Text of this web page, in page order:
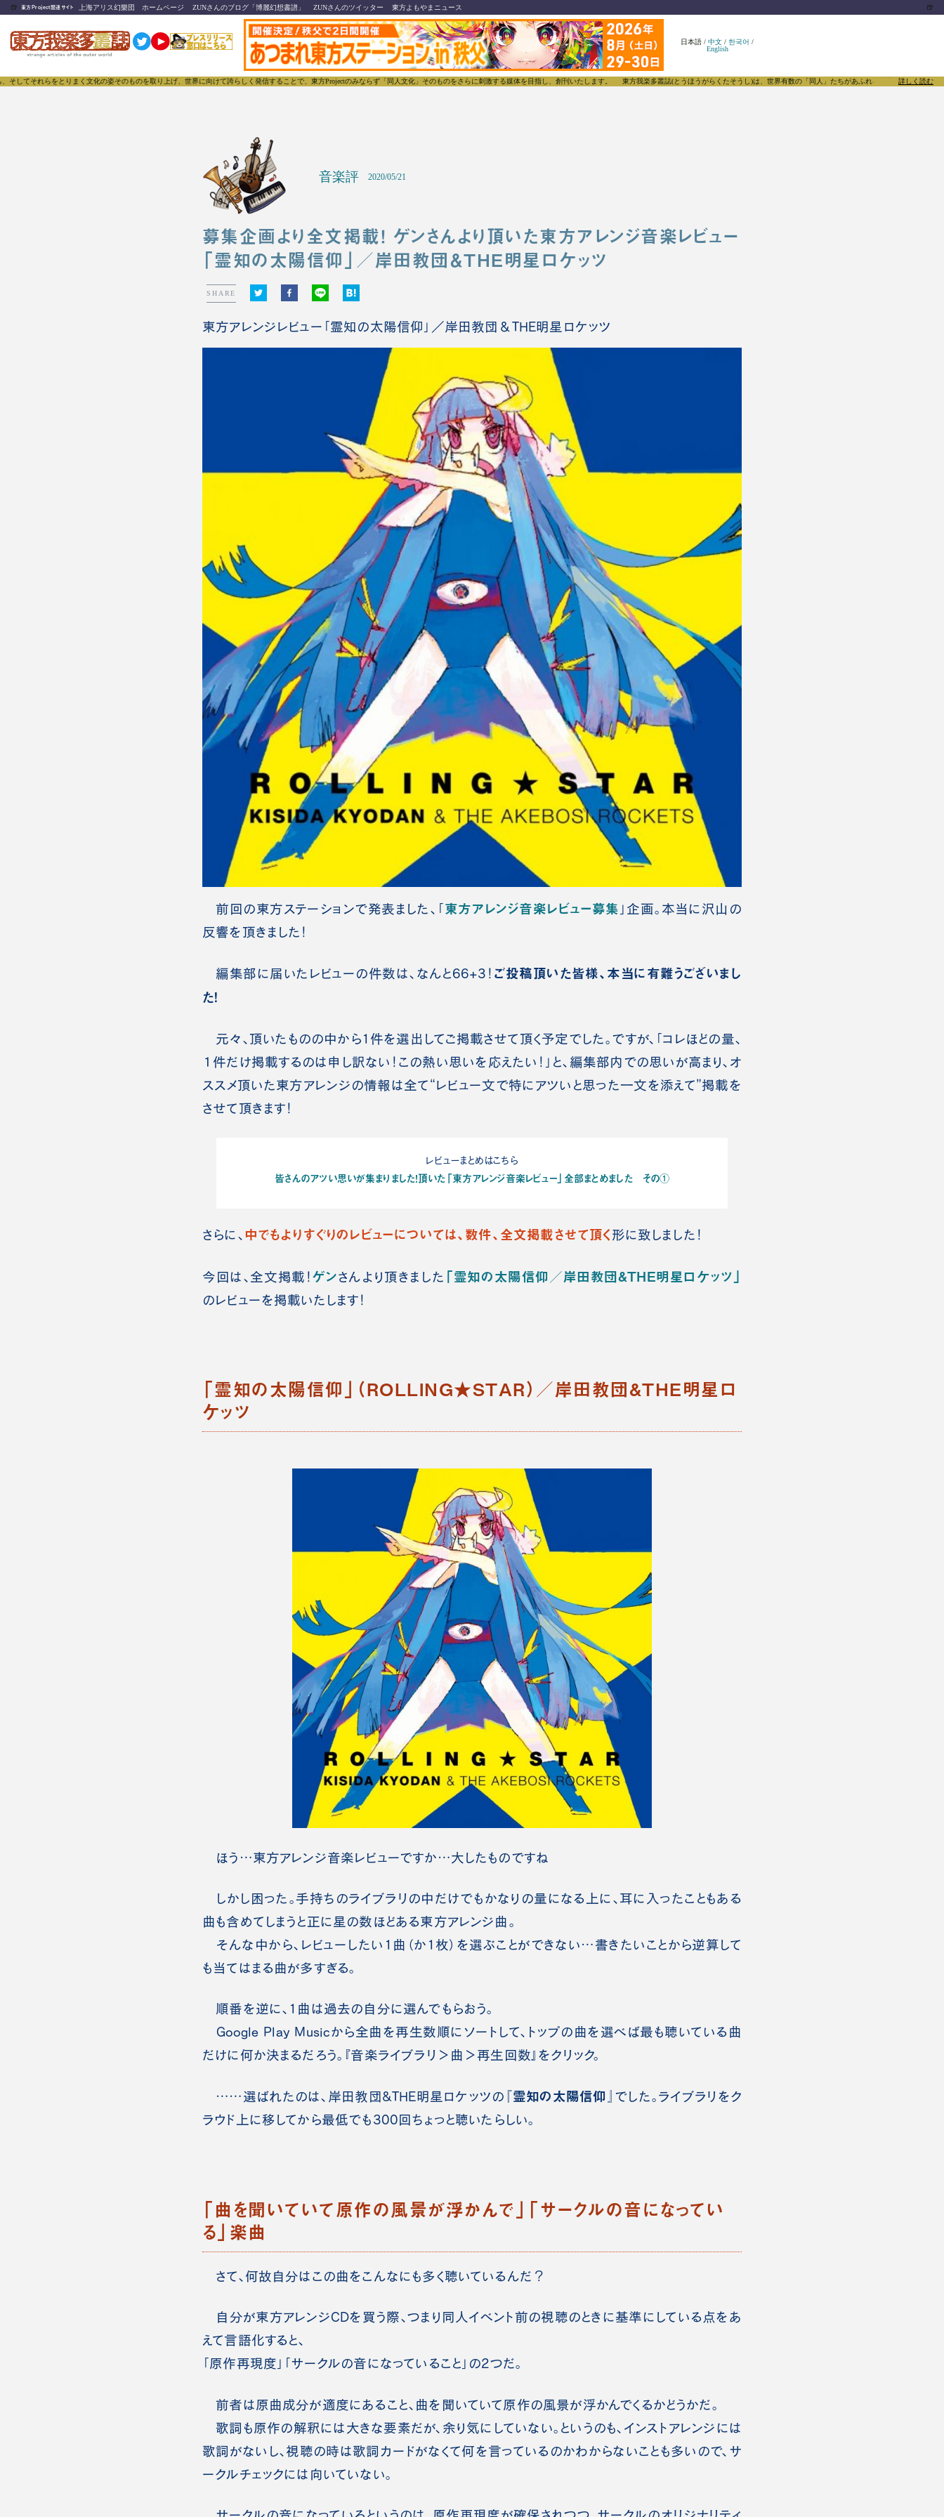
🍺 東方Project関連サイト 上海アリス幻樂団 ホームページ ZUNさんのブログ「博麗幻想書譜」 ZUNさんのツイッター 東方よもやまニュース 🍺
日本語 /中文 /한국어 /
English
りまく文化の姿そのものを取り上げ、世界に向けて誇らしく発信することで、東方Projectのみならず「同人文化」そのものをさらに刺激する媒体を目指し、創刊いたします。 東方我楽多叢誌(とうほうがらくたそうし)は、世界有数の「同人」たちがあふれる東方Projectについて発信するメ
詳しく読む
音楽評 2020/05/21
募集企画より全文掲載！ ゲンさんより頂いた東方アレンジ音楽レビュー
「霊知の太陽信仰」／岸田教団＆THE明星ロケッツ
SHARE
東方アレンジレビュー「霊知の太陽信仰」／岸田教団＆THE明星ロケッツ
前回の東方ステーションで発表ました、「 東方アレンジ音楽レビュー募集 」企画。本当に沢山の
反響を頂きました！
編集部に届いたレビューの件数は、なんと66+3！ ご投稿頂いた皆様、本当に有難うございまし
た！
元々、頂いたものの中から1件を選出してご掲載させて頂く予定でした。ですが、「コレほどの量、
１件だけ掲載するのは申し訳ない！この熱い思いを応えたい！」と、編集部内での思いが高まり、オ
ススメ頂いた東方アレンジの情報は全て“レビュー文で特にアツいと思った一文を添えて”掲載を
させて頂きます！
レビューまとめはこちら
皆さんのアツい思いが集まりました！頂いた「東方アレンジ音楽レビュー」全部まとめました その①
さらに、 中でもよりすぐりのレビューについては、数件、全文掲載させて頂く形に致しました！
今回は、全文掲載！ゲンさんより頂きました 「霊知の太陽信仰／岸田教団&THE明星ロケッツ」
のレビューを掲載いたします！
「霊知の太陽信仰」（ROLLING★STAR）／岸田教団&THE明星ロ
ケッツ
ほう…東方アレンジ音楽レビューですか…大したものですね
しかし困った。手持ちのライブラリの中だけでもかなりの量になる上に、耳に入ったこともある
曲も含めてしまうと正に星の数ほどある東方アレンジ曲。
そんな中から、レビューしたい1曲（か1枚）を選ぶことができない…書きたいことから逆算して
も当てはまる曲が多すぎる。
順番を逆に、1曲は過去の自分に選んでもらおう。
Google Play Musicから全曲を再生数順にソートして、トップの曲を選べば最も聴いている曲
だけに何か決まるだろう。『音楽ライブラリ＞曲＞再生回数』をクリック。
……選ばれたのは、岸田教団&THE明星ロケッツの 『霊知の太陽信仰』 でした。ライブラリをク
ラウド上に移してから最低でも300回ちょっと聴いたらしい。
「曲を聞いていて原作の風景が浮かんで」「サークルの音になってい
る」楽曲
さて、何故自分はこの曲をこんなにも多く聴いているんだ？
自分が東方アレンジCDを買う際、つまり同人イベント前の視聴のときに基準にしている点をあ
えて言語化すると、
「原作再現度」「サークルの音になっていること」の2つだ。
前者は原曲成分が適度にあること、曲を聞いていて原作の風景が浮かんでくるかどうかだ。
歌詞も原作の解釈には大きな要素だが、余り気にしていない。というのも、インストアレンジには
歌詞がないし、視聴の時は歌詞カードがなくて何を言っているのかわからないことも多いので、サ
ークルチェックには向いていない。